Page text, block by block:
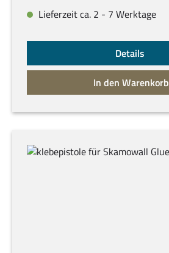
Lieferzeit ca. 2 - 7 Werktage
Details
In den Warenkorb